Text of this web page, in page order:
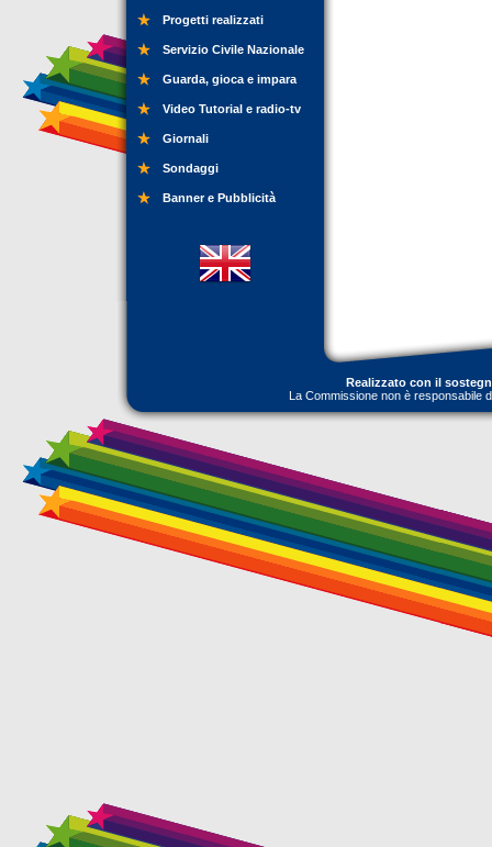
Progetti realizzati
Servizio Civile Nazionale
Guarda, gioca e impara
Video Tutorial e radio-tv
Giornali
Sondaggi
Banner e Pubblicità
Realizzato con il
La Commissione non è responsabile